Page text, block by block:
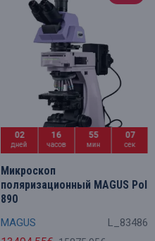
02
дней
16
часов
55
мин
06
сек
MAGUS L_83486
Микроскоп
поляризационный MAGUS Pol
890